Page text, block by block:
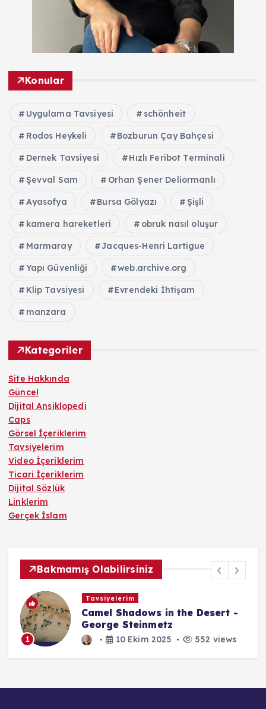
Konular
Uygulama Tavsiyesi schönheit
Rodos Heykeli Bozburun Çay Bahçesi
Dernek Tavsiyesi Hızlı Feribot Terminali
Şevval Sam Orhan Şener Deliormanlı
Ayasofya Bursa Gölyazı Şişli
kamera hareketleri obruk nasıl oluşur
Marmaray Jacques-Henri Lartigue
Yapı Güvenliği web.archive.org
Klip Tavsiyesi Evrendeki İhtişam
manzara
Kategoriler
Site Hakkında
Güncel
Dijital Ansiklopedi
Caps
Görsel İçeriklerim
Tavsiyelerim
Video İçeriklerim
Ticari İçeriklerim
Dijital Sözlük
Linklerim
Gerçek İslam
Bakmamış Olabilirsiniz
1
Dijital Ansiklopedi
Dinde Algı Yönetimi
6 Temmuz 2025
552 views